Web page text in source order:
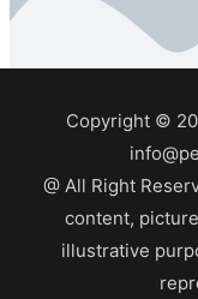
Copyright ©
@ All Right
content,
illustrative